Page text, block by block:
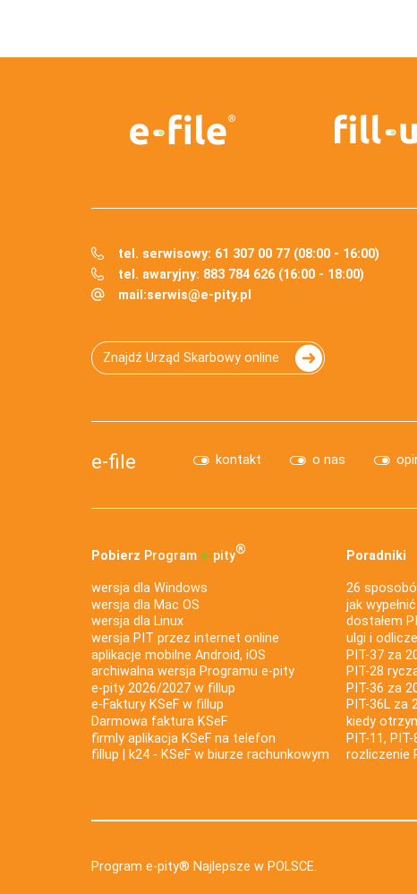
tel. serwisowy: 61 307 00 77 (08:00 - 16:00)
tel. awaryjny: 883 784 626 (16:00 - 18:00)
mail:serwis@e-pity.pl
Znajdź Urząd Skarbowy online
e-file kontakt o nas
Pobierz Program e‑pity®
wersja dla Windows
wersja dla Mac OS
wersja dla Linux
wersja PIT przez internet online
aplikacje mobilne Android, iOS
archiwalna wersja Programu e-pity
e-pity 2026/2027 w fillup
e‑Faktury KSeF w fillup
Darmowa faktura KSeF
firmly aplikacja KSeF na telefon
fillup | k24 - KSeF w biurze rachunkowym
Poradniki
26
jak
dostałem
ulgi i
PIT-37 za
PIT-28
PIT-36 za
PIT-36L za
kiedy
PIT-11,
rozliczenie
Program e-pity® Najlepsze w POLSCE.